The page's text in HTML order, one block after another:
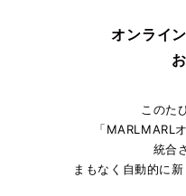
オンライ
このた
「MARLMARL
統合
まもなく自動的に